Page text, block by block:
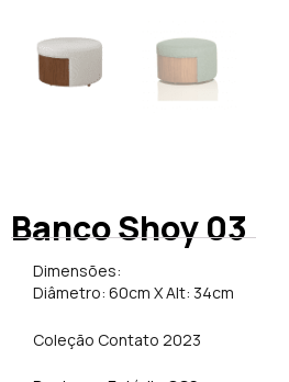
Banco Shoy 03
Dimensões:
Diâmetro: 60cm X Alt: 34cm
Coleção Contato 2023